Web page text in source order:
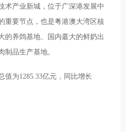
术产业新城，位于广深港发展中
重要节点，也是粤港澳大湾区核
的养鸽基地、国内蕞大的鲜奶出
制品生产基地。
值为1285.33亿元，同比增长